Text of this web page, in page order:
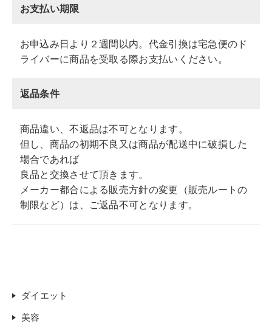
お支払い期限
お申込み日より２週間以内。代金引換は宅急便のド
ライバーに商品を受取る際お支払いください。
返品条件
商品違い、不返品は不可となります。
但し、商品の初期不良又は商品が配送中に破損した
場合であれば
良品と交換させて頂きます。
メーカー都合による販売方針の変更（販売ルートの
制限など）は、ご返品不可となります。
ダイエット
美容